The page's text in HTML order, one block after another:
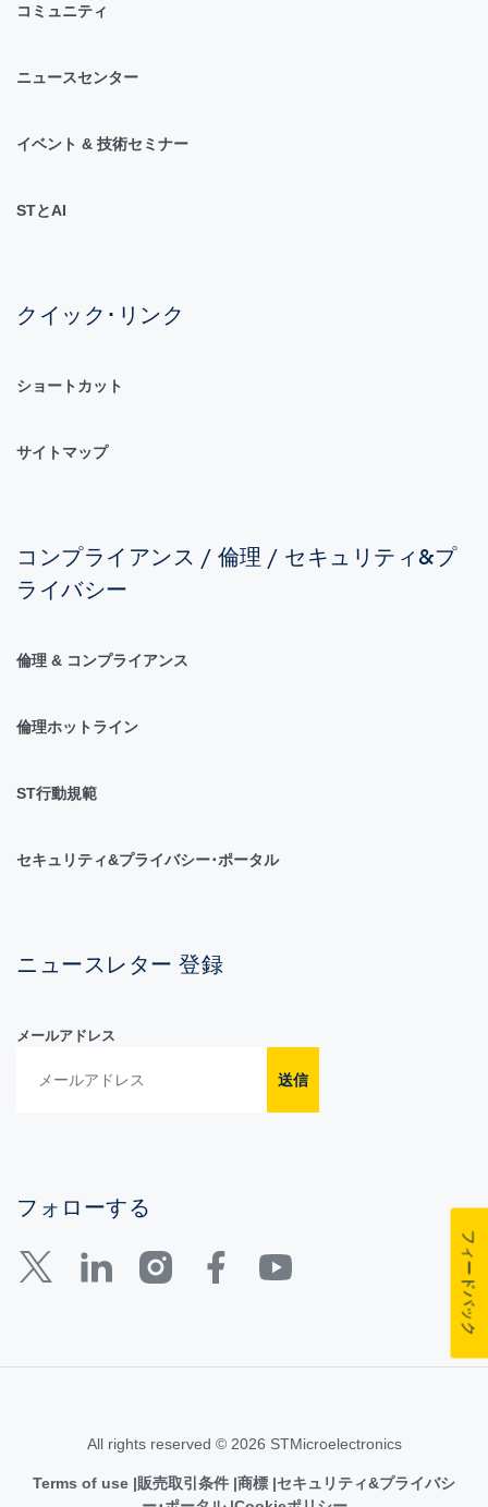
コミュニティ
ニュースセンター
イベント & 技術セミナー
STとAI
クイック･リンク
ショートカット
サイトマップ
コンプライアンス / 倫理 / セキュリティ&プ
ライバシー
倫理 & コンプライアンス
倫理ホットライン
ST行動規範
セキュリティ&プライバシー･ポータル
ニュースレター 登録
メールアドレス
送信
フォローする
All rights reserved © 2026 STMicroelectronics
Terms of use 販売取引条件 商標 セキュリティ&プライバシ
フィードバック